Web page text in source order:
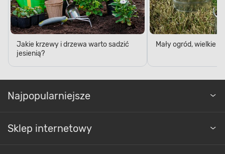
Jakie krzewy i drzewa warto sadzić
jesienią?
Mały ogród, wielkie
Najpopularniejsze
Sklep internetowy